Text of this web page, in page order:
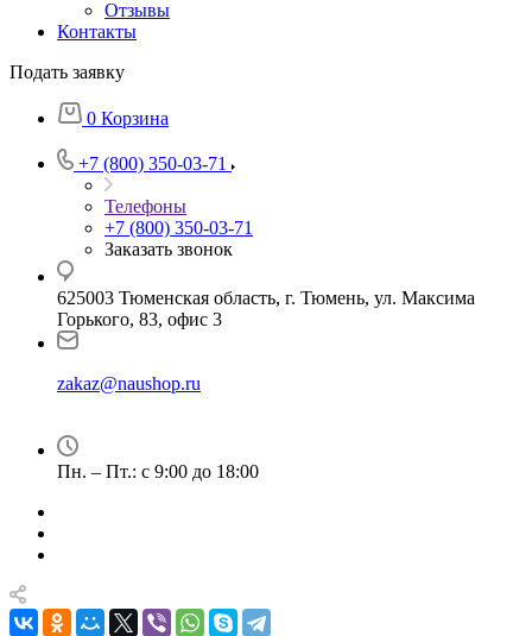
Отзывы
Контакты
Подать заявку
0 Корзина
+7 (800) 350-03-71
Телефоны
+7 (800) 350-03-71
Заказать звонок
625003 Тюменская область, г. Тюмень, ул. Максима
Горького, 83, офис 3
zakaz@naushop.ru
Пн. – Пт.: с 9:00 до 18:00